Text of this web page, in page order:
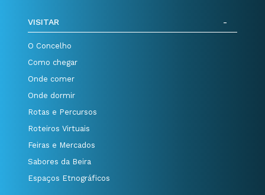
VISITAR
O Concelho
Como chegar
Onde comer
Onde dormir
Rotas e Percursos
Roteiros Virtuais
Feiras e Mercados
Sabores da Beira
Espaços Etnográficos